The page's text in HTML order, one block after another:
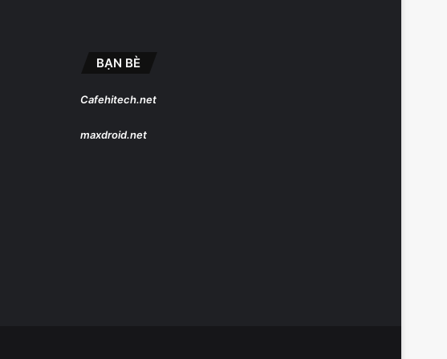
BẠN BÈ
Cafehitech.net
maxdroid.net